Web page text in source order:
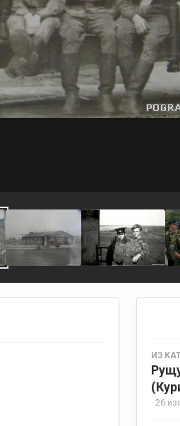
ИЗ
· 26